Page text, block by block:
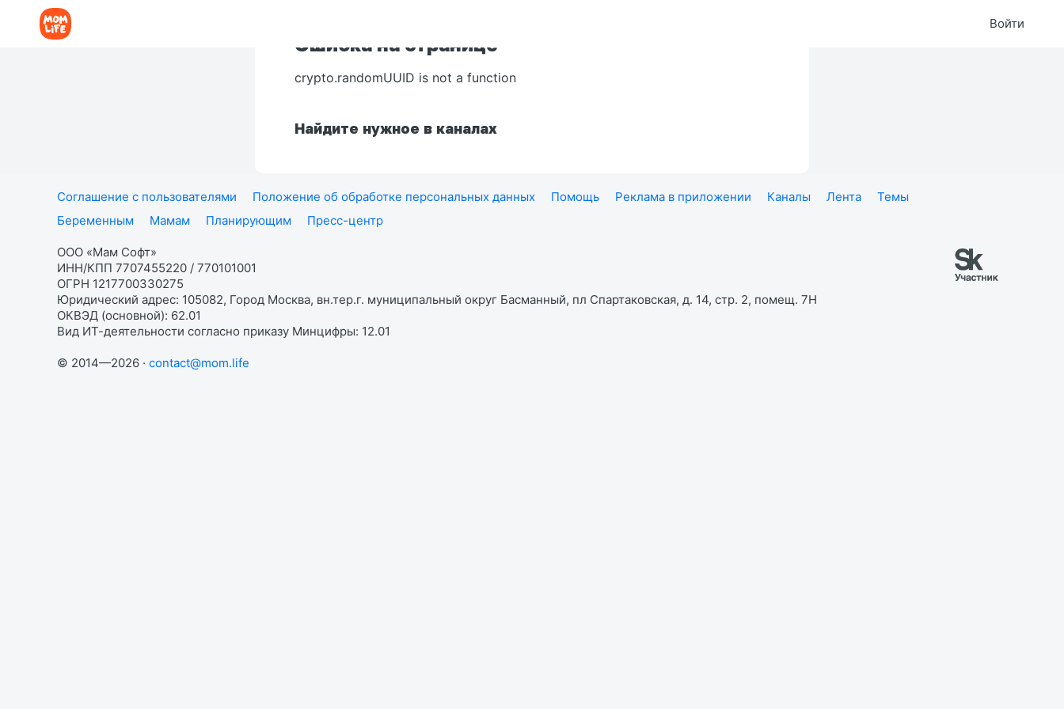
Войти
Ошибка на странице
crypto.randomUUID is not a function
Найдите нужное в каналах
Соглашение с пользователями Положение об обработке персональных данных Помощь Реклама в приложении Каналы Лента
Темы
Беременным
Мамам Планирующим Пресс-центр
ООО «Мам Софт»
ИНН/КПП 7707455220 / 770101001
ОГРН 1217700330275
Юридический адрес: 105082, Город Москва, вн.тер.г. муниципальный округ Басманный, пл Спартаковская, д. 14, стр. 2, помещ. 7Н
ОКВЭД (основной): 62.01
Вид ИТ-деятельности согласно приказу Минцифры: 12.01
© 2014—2026 · contact@mom.life